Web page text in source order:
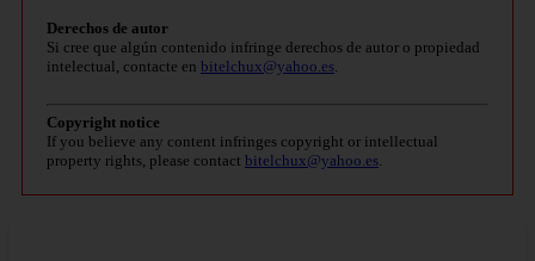
Derechos de autor
Si cree que algún contenido infringe derechos de autor o propiedad
intelectual, contacte en bitelchux@yahoo.es.
Copyright notice
If you believe any content infringes copyright or intellectual
property rights, please contact bitelchux@yahoo.es.